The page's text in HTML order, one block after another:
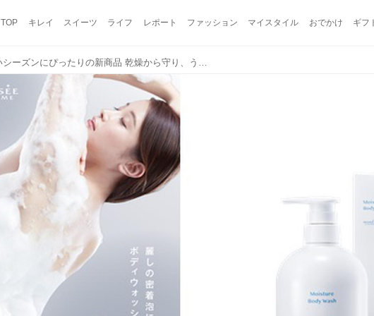
TOP キレイ スイーツ ライフ レポート ファッション マイスタイル おでかけ ギフ
乾燥しやすいシーズンにぴったりの新商品 乾燥から守り、うるツヤ肌へ導く「モイスチャーボディウォッシュ」が登場！